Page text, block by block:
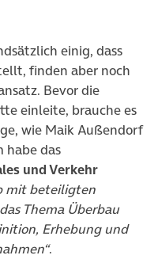
einig, dass
finden aber noch
Bevor die
einleite, brauche es
wie Maik Außendorf
habe das
und Verkehr
mit beteiligten
Thema Überbau
Erhebung und
.